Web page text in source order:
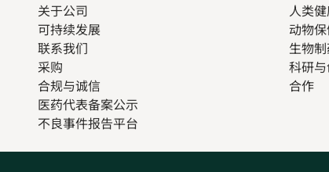
关于公司
可持续发展
联系我们
采购
合规与诚信
医药代表备案公示
不良事件报告平台
人类
动物
生物
科研
合作